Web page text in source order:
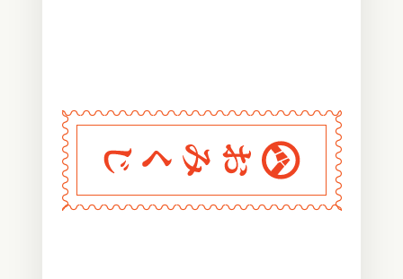
おみくじ堂
〰〰〰〰〰〰〰〰〰〰〰〰
〰〰〰〰〰〰〰〰〰〰〰〰
〰
〰
〰
〰
〰
〰
〰
〰